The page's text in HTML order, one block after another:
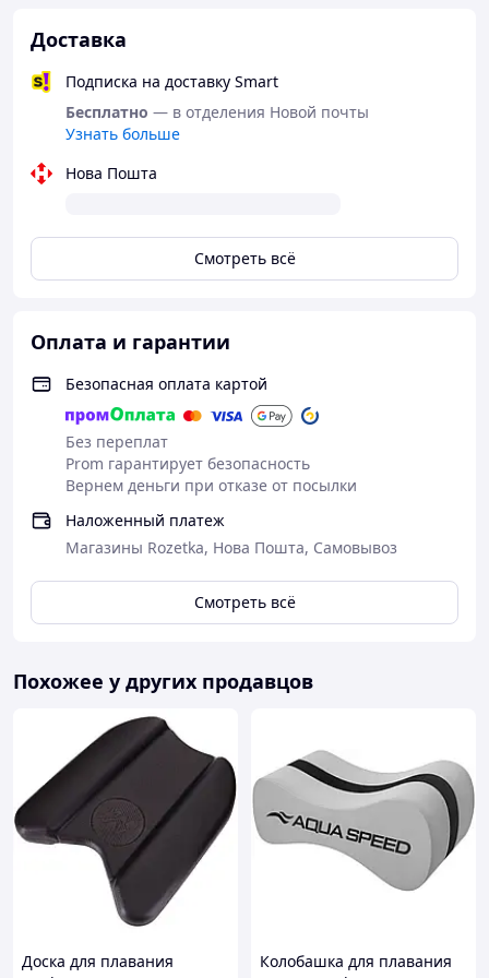
В сдутом виде: 15 см x 15 см x 4 см.
СОСТАВ
Основной материал : 90.0% Полиэстер, 10.0%
Термопластичный Полиуретан
Клапан : 100.0% Термопластичный Полиуретан
Доставка
Подписка на доставку Smart
Бесплатно — в отделения Новой почты
Узнать больше
Нова Пошта
Смотреть всё
Оплата и гарантии
Безопасная оплата картой
Без переплат
Prom гарантирует безопасность
Вернем деньги при отказе от посылки
Наложенный платеж
Магазины Rozetka, Нова Пошта, Самовывоз
Смотреть всё
Похожее у других продавцов
Доска для плавания
Колобашка для плавания